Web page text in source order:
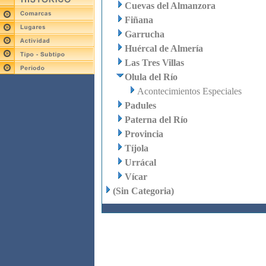
Cuevas del Almanzora
Fiñana
Garrucha
Huércal de Almería
Las Tres Villas
Olula del Río
Acontecimientos Especiales
Padules
Paterna del Río
Provincia
Tíjola
Urrácal
Vícar
(Sin Categoria)